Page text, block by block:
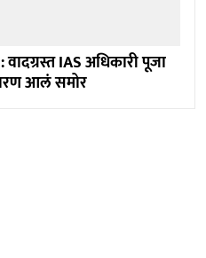
IAS अधिकारी पूजा
आलं समोर